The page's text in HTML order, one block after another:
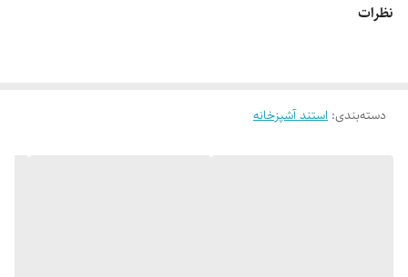
سفارش به‌منزله‌ی پذیرش این موارد و آگاهی از ویژگی‌های طبیعی چوب هست
نظرات
دسته‌بندی: استند آشپزخانه